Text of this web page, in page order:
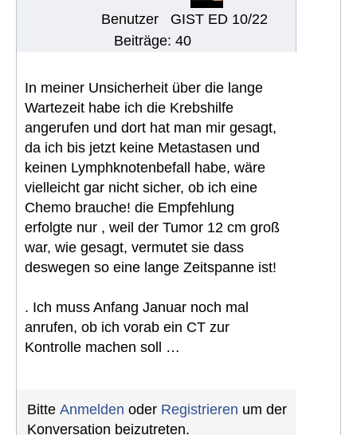
Benutzer
GIST ED 10/22
Beiträge: 40
In meiner Unsicherheit über die lange
Wartezeit habe ich die Krebshilfe
angerufen und dort hat man mir gesagt,
da ich bis jetzt keine Metastasen und
keinen Lymphknotenbefall habe, wäre
vielleicht gar nicht sicher, ob ich eine
Chemo brauche! die Empfehlung
erfolgte nur , weil der Tumor 12 cm groß
war, wie gesagt, vermutet sie dass
deswegen so eine lange Zeitspanne ist!
. Ich muss Anfang Januar noch mal
anrufen, ob ich vorab ein CT zur
Kontrolle machen soll …
Bitte Anmelden oder Registrieren um der
Konversation beizutreten.